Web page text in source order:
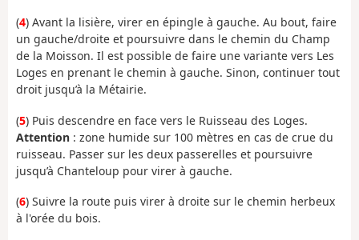
(4) Avant la lisière, virer en épingle à gauche. Au bout, faire
un gauche/droite et poursuivre dans le chemin du Champ
de la Moisson. Il est possible de faire une variante vers Les
Loges en prenant le chemin à gauche. Sinon, continuer tout
droit jusqu’à la Métairie.
(5) Puis descendre en face vers le Ruisseau des Loges.
Attention : zone humide sur 100 mètres en cas de crue du
ruisseau. Passer sur les deux passerelles et poursuivre
jusqu’à Chanteloup pour virer à gauche.
(6) Suivre la route puis virer à droite sur le chemin herbeux
à l'orée du bois.